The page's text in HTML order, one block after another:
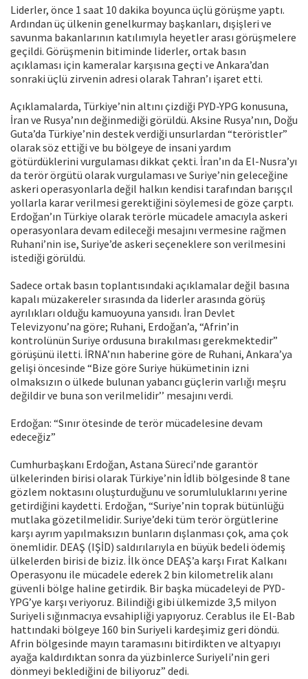
Liderler, önce 1 saat 10 dakika boyunca üçlü görüşme yaptı.
Ardından üç ülkenin genelkurmay başkanları, dışişleri ve
savunma bakanlarının katılımıyla heyetler arası görüşmelere
geçildi. Görüşmenin bitiminde liderler, ortak basın
açıklaması için kameralar karşısına geçti ve Ankara’dan
sonraki üçlü zirvenin adresi olarak Tahran’ı işaret etti.
Açıklamalarda, Türkiye’nin altını çizdiği PYD-YPG konusuna,
İran ve Rusya’nın değinmediği görüldü. Aksine Rusya’nın, Doğu
Guta’da Türkiye’nin destek verdiği unsurlardan “teröristler”
olarak söz ettiği ve bu bölgeye de insani yardım
götürdüklerini vurgulaması dikkat çekti. İran’ın da El-Nusra’yı
da terör örgütü olarak vurgulaması ve Suriye’nin geleceğine
askeri operasyonlarla değil halkın kendisi tarafından barışçıl
yollarla karar verilmesi gerektiğini söylemesi de göze çarptı.
Erdoğan’ın Türkiye olarak terörle mücadele amacıyla askeri
operasyonlara devam edileceği mesajını vermesine rağmen
Ruhani’nin ise, Suriye’de askeri seçeneklere son verilmesini
istediği görüldü.
Sadece ortak basın toplantısındaki açıklamalar değil basına
kapalı müzakereler sırasında da liderler arasında görüş
ayrılıkları olduğu kamuoyuna yansıdı. İran Devlet
Televizyonu’na göre; Ruhani, Erdoğan’a, “Afrin’in
kontrolünün Suriye ordusuna bırakılması gerekmektedir”
görüşünü iletti. İRNA’nın haberine göre de Ruhani, Ankara’ya
gelişi öncesinde “Bize göre Suriye hükümetinin izni
olmaksızın o ülkede bulunan yabancı güçlerin varlığı meşru
değildir ve buna son verilmelidir’’ mesajını verdi.
Erdoğan: “Sınır ötesinde de terör mücadelesine devam
edeceğiz”
Cumhurbaşkanı Erdoğan, Astana Süreci’nde garantör
ülkelerinden birisi olarak Türkiye’nin İdlib bölgesinde 8 tane
gözlem noktasını oluşturduğunu ve sorumluluklarını yerine
getirdiğini kaydetti. Erdoğan, “Suriye’nin toprak bütünlüğü
mutlaka gözetilmelidir. Suriye’deki tüm terör örgütlerine
karşı ayrım yapılmaksızın bunların dışlanması çok, ama çok
önemlidir. DEAŞ (IŞİD) saldırılarıyla en büyük bedeli ödemiş
ülkelerden birisi de biziz. İlk önce DEAŞ’a karşı Fırat Kalkanı
Operasyonu ile mücadele ederek 2 bin kilometrelik alanı
güvenli bölge haline getirdik. Bir başka mücadeleyi de PYD-
YPG’ye karşı veriyoruz. Bilindiği gibi ülkemizde 3,5 milyon
Suriyeli sığınmacıya evsahipliği yapıyoruz. Cerablus ile El-Bab
hattındaki bölgeye 160 bin Suriyeli kardeşimiz geri döndü.
Afrin bölgesinde mayın taramasını bitirdikten ve altyapıyı
ayağa kaldırdıktan sonra da yüzbinlerce Suriyeli’nin geri
dönmeyi beklediğini de biliyoruz” dedi.